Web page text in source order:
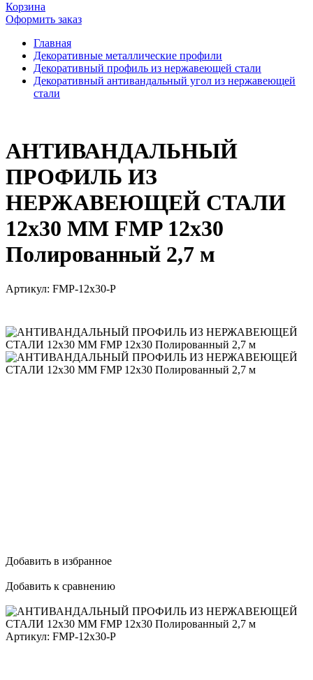
Корзина
Оформить заказ
Главная
Декоративные металлические профили
Декоративный профиль из нержавеющей стали
Декоративный антивандальный угол из нержавеющей
стали
АНТИВАНДАЛЬНЫЙ
ПРОФИЛЬ ИЗ
НЕРЖАВЕЮЩЕЙ СТАЛИ
12x30 ММ FMP 12x30
Полированный 2,7 м
Артикул: FMP-12x30-P
Добавить в избранное
Добавить к сравнению
Артикул: FMP-12x30-P